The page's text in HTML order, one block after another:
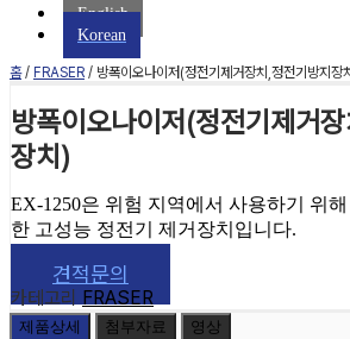
English
Korean
홈/ FRASER / 방폭이오나이저(정전기제거장치,정전기방지장
방폭이오나이저(정전기제거
장치)
EX-1250은 위험 지역에서 사용하기 위
한 고성능 정전기 제거장치입니다.
견적문의
카테고리 FRASER
제품상세 첨부자료 영상